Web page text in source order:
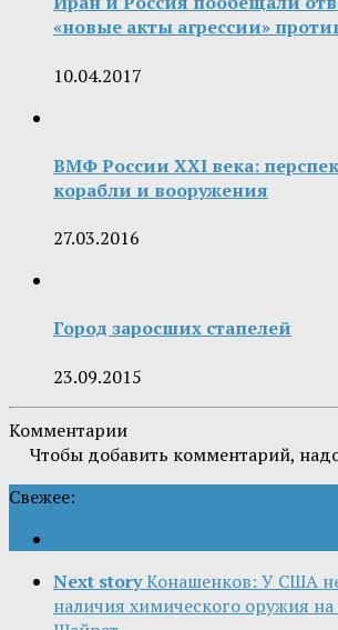
«новые акты агрессии»
10.04.2017
ВМФ России XXI века:
корабли и вооружения
27.03.2016
Город заросших стапелей
23.09.2015
Комментарии
Чтобы добавить комментарий,
Свежее:
Next storyКонашенков: У США
наличия химического оружия на